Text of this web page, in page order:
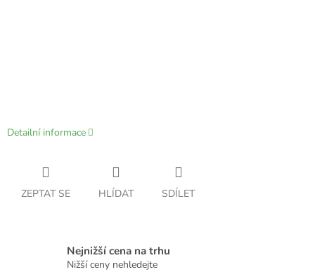
Detailní informace
ZEPTAT SE HLÍDAT SDÍLET
Nejnižší cena na trhu
Nižší ceny nehledejte